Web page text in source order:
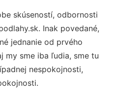
skúseností, odbornosti
Inak povedané,
jednanie od prvého
my sme iba ľudia, sme tu
nespokojnosti,